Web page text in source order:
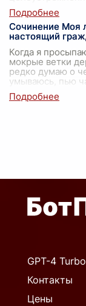
же вре...
Сочинение Моя
настоящий
Когда я
мокрые ветки
редко думаю о
умываюсь, пью
GPT-4 Turbo
Контакты
Цены